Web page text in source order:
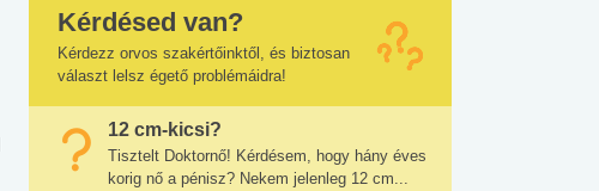
Kérdésed van?
Kérdezz orvos szakértőinktől, és biztosan
választ lelsz égető problémáidra!
12 cm-kicsi?
Tisztelt Doktornő! Kérdésem, hogy hány éves
korig nő a pénisz? Nekem jelenleg 12 cm...